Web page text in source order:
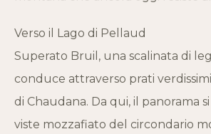
Verso il Lago di Pellaud
Superato Bruil, una scalinata di
conduce attraverso prati
di Chaudana. Da qui, il panorama
viste mozzafiato del circondario